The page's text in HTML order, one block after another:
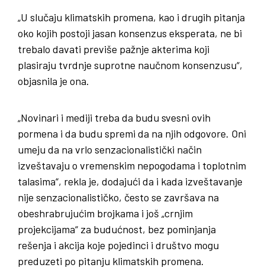
„U slučaju klimatskih promena, kao i drugih pitanja
oko kojih postoji jasan konsenzus eksperata, ne bi
trebalo davati previše pažnje akterima koji
plasiraju tvrdnje suprotne naučnom konsenzusu“,
objasnila je ona.
„Novinari i mediji treba da budu svesni ovih
pormena i da budu spremi da na njih odgovore. Oni
umeju da na vrlo senzacionalistički način
izveštavaju o vremenskim nepogodama i toplotnim
talasima“, rekla je, dodajući da i kada izveštavanje
nije senzacionalističko, često se završava na
obeshrabrujućim brojkama i još „crnjim
projekcijama“ za budućnost, bez pominjanja
rešenja i akcija koje pojedinci i društvo mogu
preduzeti po pitanju klimatskih promena.